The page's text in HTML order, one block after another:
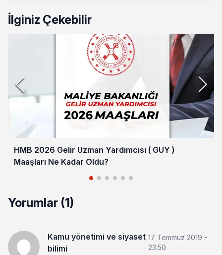
İlginiz Çekebilir
HMB 2026 Gelir Uzman Yardımcısı ( GUY )
Maaşları Ne Kadar Oldu?
Yorumlar (1)
Kamu yönetimi ve siyaset
bilimi
17 Temmuz 2019 -
23:50